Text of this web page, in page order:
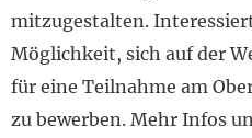
mitzugestalten.
Möglichkeit, sich auf der
für eine Teilnahme am
zu bewerben. Mehr Infos